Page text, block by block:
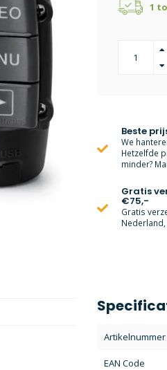
1
Beste
We
Hetzelfde
minder?
Gratis
€75,-
Gratis
Artikelnummer
EAN Code